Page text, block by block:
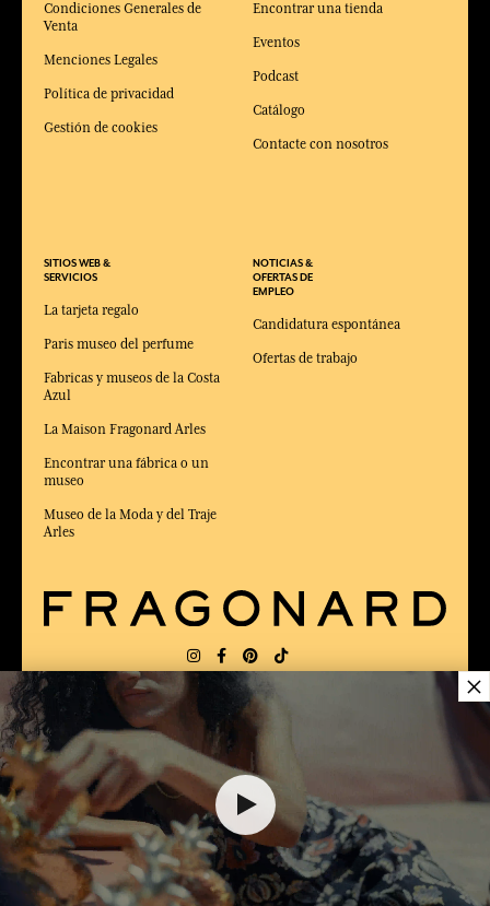
$ 95.00
Condiciones Generales de
Venta
Menciones Legales
Política de privacidad
Gestión de cookies
SITIOS WEB &
SERVICIOS
La tarjeta regalo
Paris museo del perfume
Fabricas y museos de la Costa
Azul
La Maison Fragonard Arles
Encontrar una fábrica o un
museo
Museo de la Moda y del Traje
Arles
Encontrar una tienda
Eventos
Podcast
Catálogo
Contacte con nosotros
NOTICIAS &
OFERTAS DE
EMPLEO
Candidatura espontánea
Ofertas de trabajo
ENTREGA: US
ELEGIDO MEJOR SITIO DE COMERCIO
en Línea 2025 por la revista Capital
×